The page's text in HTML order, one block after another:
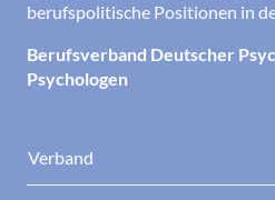
berufspolitische Positionen in
Berufsverband Deutscher
Psychologen
Verband